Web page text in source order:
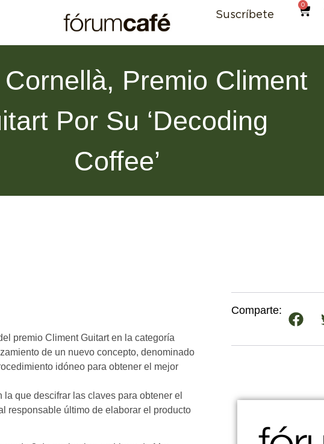
Suscríbete
0
Premio Climent
Por Su ‘decoding
Coffee’
premio Climent Guitart en la categoría
de un nuevo concepto, denominado
idóneo para obtener el mejor
que descifrar las claves para obtener el
responsable último de elaborar el producto
Comparte: